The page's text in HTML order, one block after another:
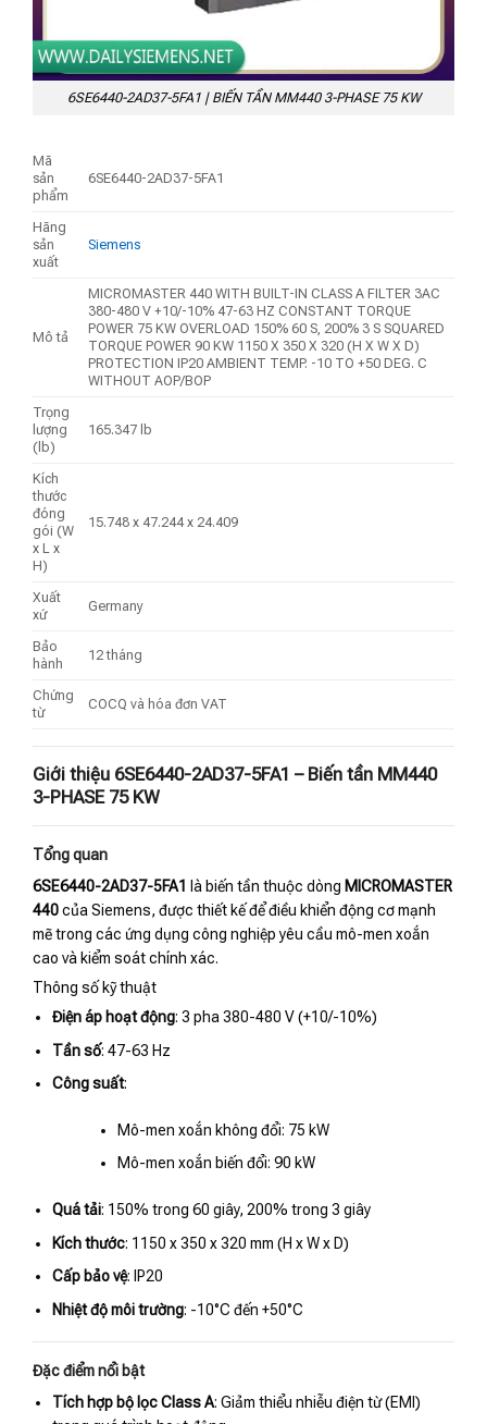
6SE6440-2AD37-5FA1 | BIẾN TẦN MM440 3-PHASE 75 KW
Mã
sản
phẩm
6SE6440-2AD37-5FA1
Hãng
sản
xuất
Siemens
Mô tả
MICROMASTER 440 WITH BUILT-IN CLASS A FILTER 3AC
380-480 V +10/-10% 47-63 HZ CONSTANT TORQUE
POWER 75 KW OVERLOAD 150% 60 S, 200% 3 S SQUARED
TORQUE POWER 90 KW 1150 X 350 X 320 (H X W X D)
PROTECTION IP20 AMBIENT TEMP. -10 TO +50 DEG. C
WITHOUT AOP/BOP
Trọng
lượng
(lb)
165.347 lb
Kích
thước
đóng
gói (W
x L x
H)
15.748 x 47.244 x 24.409
Xuất
xứ
Germany
Bảo
hành
12 tháng
Chứng
từ
COCQ và hóa đơn VAT
Giới thiệu 6SE6440-2AD37-5FA1 – Biến tần MM440
3-PHASE 75 KW
Tổng quan
6SE6440-2AD37-5FA1
là biến tần thuộc dòng MICROMASTER
440của Siemens, được thiết kế để điều khiển động cơ mạnh
mẽ trong các ứng dụng công nghiệp yêu cầu mô-men xoắn
cao và kiểm soát chính xác.
Thông số kỹ thuật
Điện áp hoạt động: 3 pha 380-480 V (+10/-10%)
Tần số: 47-63 Hz
Công suất:
Mô-men xoắn không đổi: 75 kW
Mô-men xoắn biến đổi: 90 kW
Quá tải: 150% trong 60 giây, 200% trong 3 giây
Kích thước: 1150 x 350 x 320 mm (H x W x D)
Cấp bảo vệ: IP20
Nhiệt độ môi trường: -10°C đến +50°C
Đặc điểm nổi bật
Tích hợp bộ lọc Class A: Giảm thiểu nhiễu điện từ (EMI)